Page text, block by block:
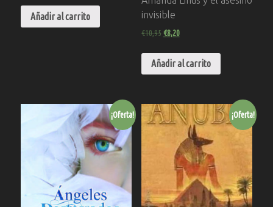
Añadir al carrito
invisible
€10,95 €8,20
Añadir al carrito
¡Oferta! ¡Oferta!